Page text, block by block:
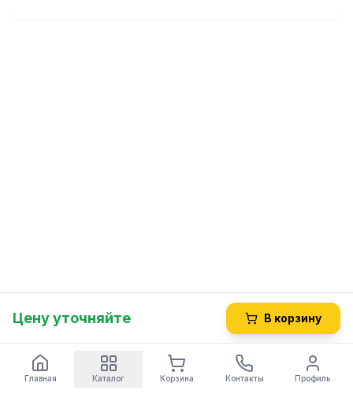
Цену уточняйте В корзину
Главная Каталог Корзина Контакты Профиль